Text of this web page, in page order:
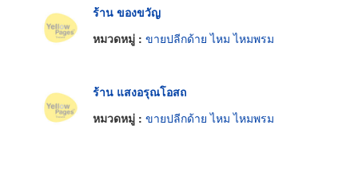
ร้าน ของขวัญ
หมวดหมู่ : ขายปลีกด้าย ไหม ไหมพรม
ร้าน แสงอรุณโอสถ
หมวดหมู่ : ขายปลีกด้าย ไหม ไหมพรม